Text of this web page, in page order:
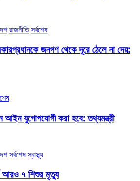
রাজনীতি সর্বশেষ
জনগণ থেকে দূরে ঠেলে না দেয়:
আইন যুগোপযোগী করা হবে: তথ্যমন্ত্রী
সর্বশেষ স্বাস্থ্য
আরও ৭ শিশুর মৃত্যু